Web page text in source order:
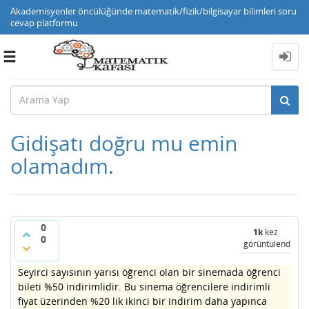
Akademisyenler öncülüğünde matematik/fizik/bilgisayar bilimleri soru
cevap platformu
Toggle
Gidişatı doğru mu emin
olamadım.
0
0
1kkez
görüntülendi
Seyirci sayısının yarısı öğrenci olan bir sinemada öğrenci
bileti %50 indirimlidir. Bu sinema öğrencilere indirimli
fiyat üzerinden %20 lik ikinci bir indirim daha yapınca